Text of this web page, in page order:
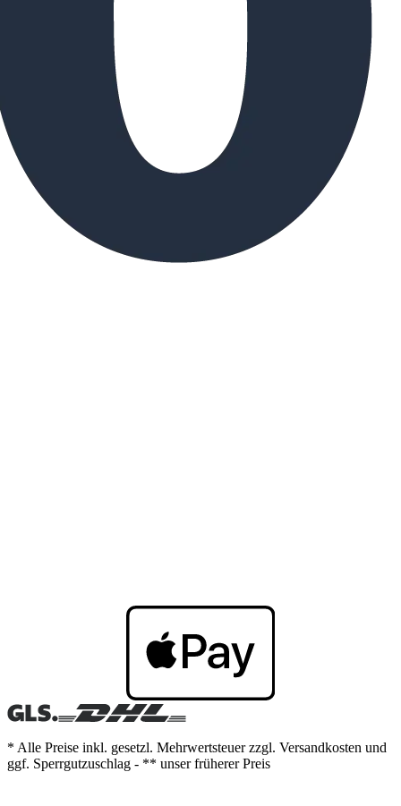
* Alle Preise inkl. gesetzl. Mehrwertsteuer zzgl. Versandkosten und
ggf. Sperrgutzuschlag - ** unser früherer Preis